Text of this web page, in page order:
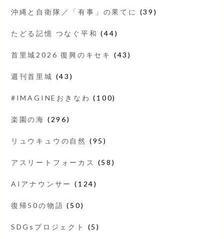
沖縄と自衛隊／「有事」の果てに (39)
たどる記憶 つなぐ平和 (44)
首里城2026 復興のキセキ (43)
週刊首里城 (43)
#IMAGINEおきなわ (100)
楽園の海 (296)
リュウキュウの自然 (95)
アスリートフォーカス (58)
AIアナウンサー (124)
復帰50の物語 (50)
SDGsプロジェクト (5)